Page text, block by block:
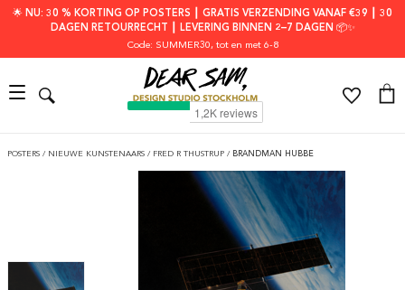
🌟 NU: 30 % KORTING OP POSTERS ┃ GRATIS VERZENDING VANAF €39 ┃ 30
DAGEN RETOURRECHT ┃ LEVERING BINNEN 2–7 DAGEN 📦✨
Code: SUMMER30, tot en met 6-8
POSTERS / NIEUWE KUNSTENAARS / FRED R THUSTRUP / BRANDMAN HUBBE